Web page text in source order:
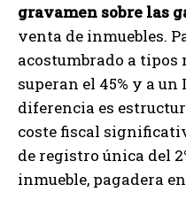
gravamen sobre las
venta de inmuebles.
acostumbrado a tipos
superan el 45% y a un
diferencia es
coste fiscal
de registro única del
inmueble, pagadera